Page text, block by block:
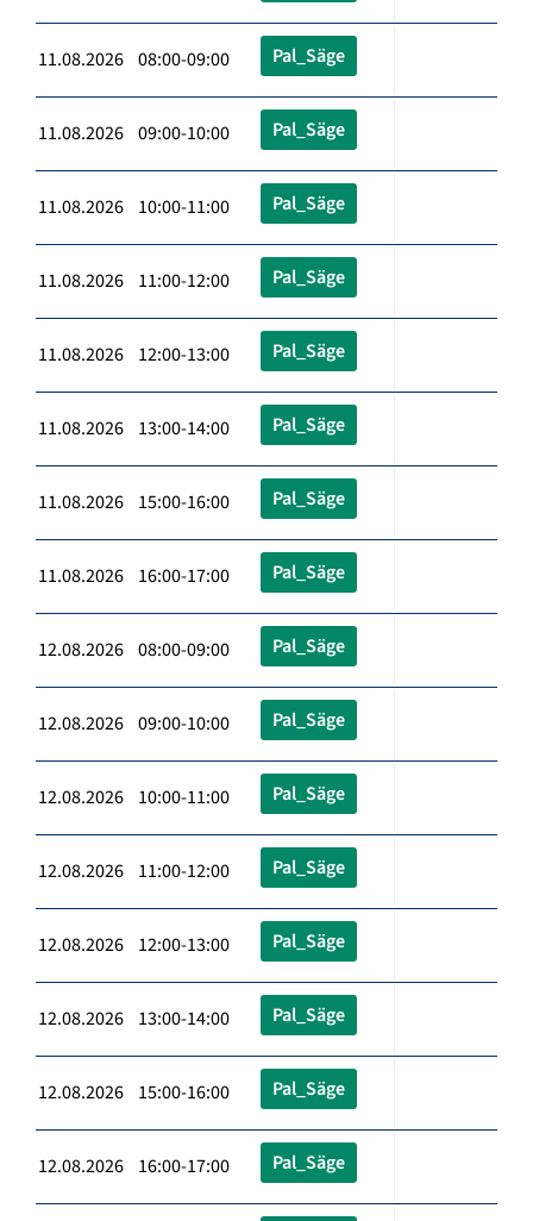
11.08.2026 08:00-09:00 Pal_Säge
11.08.2026 09:00-10:00 Pal_Säge
11.08.2026 10:00-11:00 Pal_Säge
11.08.2026 11:00-12:00 Pal_Säge
11.08.2026 12:00-13:00 Pal_Säge
11.08.2026 13:00-14:00 Pal_Säge
11.08.2026 15:00-16:00 Pal_Säge
11.08.2026 16:00-17:00 Pal_Säge
12.08.2026 08:00-09:00 Pal_Säge
12.08.2026 09:00-10:00 Pal_Säge
12.08.2026 10:00-11:00 Pal_Säge
12.08.2026 11:00-12:00 Pal_Säge
12.08.2026 12:00-13:00 Pal_Säge
12.08.2026 13:00-14:00 Pal_Säge
12.08.2026 15:00-16:00 Pal_Säge
12.08.2026 16:00-17:00 Pal_Säge